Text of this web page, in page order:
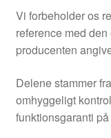
Vi forbeholder os
reference med
producenten
Delene stammer
omhyggeligt
funktionsgaranti